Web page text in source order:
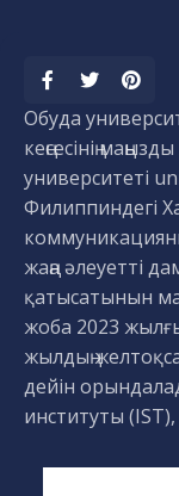
Обуда
кеңсесінің
университеті
Филиппиндегі
жаңа әлеуетті
қатысатынын
жоба 2023
жылдың
дейін
институты